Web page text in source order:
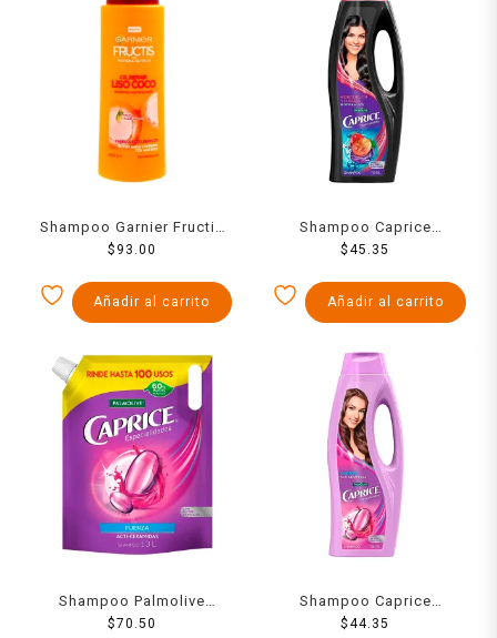
Shampoo Garnier Fructis
oil repair liso coco
650 ml
$ 93.00
Añadir al carrito
Shampoo Caprice
Especialidades
+ uva 750 ml
$45.35
Añadir al carrito
Shampoo Palmolive
Caprice Especialidades
$70.50
Shampoo Caprice
Especialidades fuerza
$44.35